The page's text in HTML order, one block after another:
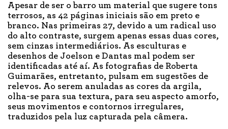
Apesar de ser o barro um material que sugere tons
terrosos, as 42 páginas iniciais são em preto e
branco. Nas primeiras 27, devido a um radical uso
do alto contraste, surgem apenas essas duas cores,
sem cinzas intermediários. As esculturas e
desenhos de Joelson e Dantas mal podem ser
identificadas até aí. As fotografias de Roberta
Guimarães, entretanto, pulsam em sugestões de
relevos. Ao serem anuladas as cores da argila,
olha-se para sua textura, para seu aspecto amorfo,
seus movimentos e contornos irregulares,
traduzidos pela luz capturada pela câmera.